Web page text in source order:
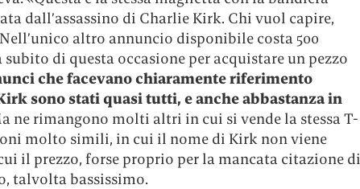
dall’assassino di Charlie Kirk. Chi vuol capire,
altro annuncio disponibile costa 500
di questa occasione per acquistare un pezzo
che facevano chiaramente riferimento
sono stati quasi tutti, e anche abbastanza in
ne rimangono molti altri in cui si vende la stessa T-
molto simili, in cui il nome di Kirk non viene
il prezzo, forse proprio per la mancata citazione di
talvolta bassissimo.